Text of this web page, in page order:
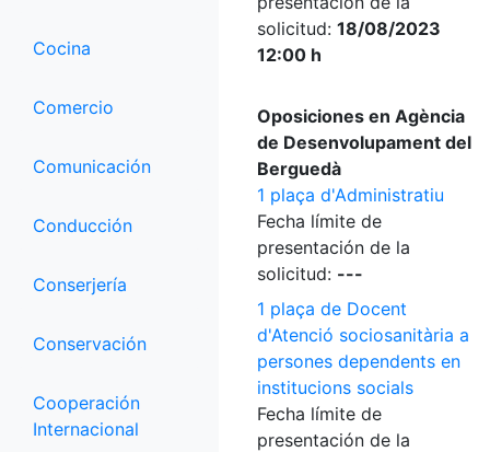
Cocina
Comercio
Comunicación
Conducción
Conserjería
Conservación
Cooperación
Internacional
solicitud: 18/08/2023
12:00 h
Oposiciones en Agència
de Desenvolupament del
Berguedà
1 plaça d'Administratiu
Fecha límite de
presentación de la
solicitud: ---
1 plaça de Docent
d'Atenció sociosanitària a
persones dependents en
institucions socials
Fecha límite de
presentación de la